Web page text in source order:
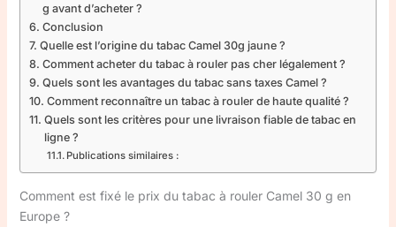
g avant d’acheter ?
Conclusion
Quelle est l’origine du tabac Camel 30g jaune ?
Comment acheter du tabac à rouler pas cher légalement ?
Quels sont les avantages du tabac sans taxes Camel ?
Comment reconnaître un tabac à rouler de haute qualité ?
Quels sont les critères pour une livraison fiable de tabac en
ligne ?
Publications similaires :
Comment est fixé le prix du tabac à rouler Camel 30 g en
Europe ?